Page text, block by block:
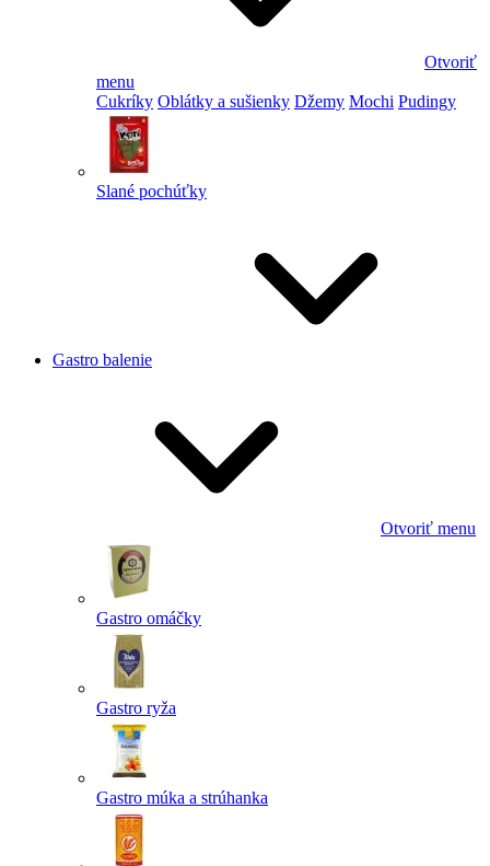
Otvoriť
menu
Cukríky Oblátky a sušienky Džemy Mochi Pudingy
Slané pochúťky
Gastro balenie
Otvoriť menu
Gastro omáčky
Gastro ryža
Gastro múka a strúhanka